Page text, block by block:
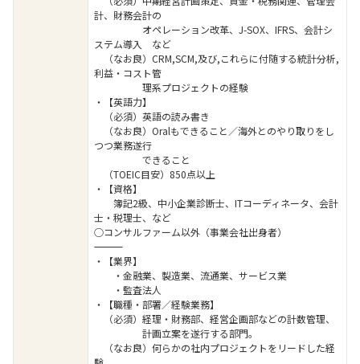
計、財務会計の
オペレーション改革、J-SOX、IFRS、会計シ
ステム導入 など
（なお良）CRM,SCM,及び,これらに付随する統計分析,
利益・コスト管
理系プロジェクトの経験
・【英語力】
（必須）英語の読み書き
（なお良）Oralもできること／海外とのやり取りをし
つつ業務遂行
できること
（TOEIC目安）850点以上
・【資格】
簿記2級、中小企業診断士、ITコーディネータ、会計
士・税理士、など
○コンサルファーム以外（事業会社出身者）
――――――――――――――――――――――――――――――――
・【業界】
・金融業、製造業、流通業、サービス業
・監査法人
・【職種・部署／経験業務】
（必須）経理・財務部、経営企画部などの計数管理、
計画立案を遂行する部門。
（なお良）何らかの社内プロジェクトをリードした経